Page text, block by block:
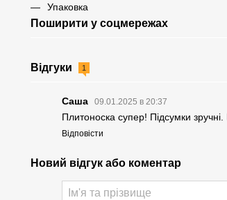
Упаковка
Поширити у соцмережах
Відгуки 1
Саша 09.01.2025 в 20:37
Плитоноска супер! Підсумки
Відповісти
Новий відгук або коментар